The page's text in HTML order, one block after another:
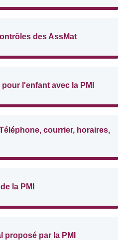
des AssMat
l'enfant avec la PMI
courrier, horaires,
la PMI
proposé par la PMI